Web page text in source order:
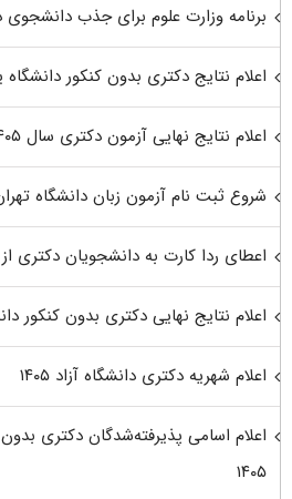
برنامه وزارت علوم برای جذب
اعلام نتایج دکتری بدون کنکور دانشگاه یزد
اعلام نتایج نهایی آزمون دکتری سال ۱۴۰۵ در اواخر مرداد
شروع ثبت نام آزمون زبان دانشگاه تهران
اعطای ردا کارت به دانشجویان دکتری از مهر
اعلام نتایج نهایی دکتری بدون کنکور
اعلام شهریه دکتری دانشگاه آزاد ۱۴۰۵
اعلام اسامی پذیرفته‌شدگان دکتری
۱۴۰۵